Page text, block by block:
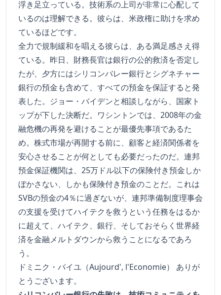
浮き足立っている。技術系の上司が非常に心配して
いるのは理解できる。彼らは、米政権に助けを求め
ているほどです。
全力で規制緩和を唱える彼らは、ある満足感さえ得
ている。昨日、財務長官は銀行の公的救済を否定し
たが、夕方にはシリコンバレー銀行とシグネチャー
銀行の預金も含めて、すべての預金を保証すると発
表した。ジョー・バイデンと相談しながら、国家ト
ップが下した決断だ。ワシントンでは、2008年の金
融危機の再発を避けることが最優先事項であるた
め。株式市場が再開する前に、顧客と経済関係者を
安心させることが何としても必要だったのだ。連邦
預金保証機関は、25万ドル以下の保険付き預金しか
ぼかさない、しかも保険付き預金のことだ。これは
SVBの預金の4％に過ぎないが、連邦準備制度理事会
の支援を受けてハイテクを救うという任務をはるか
に超えて、ハイテク、銀行、そしておそらく世界経
済を金融メルトダウンから救うことになるであろ
う。
ドミニク・バイユ（Aujourd', l'Economie） ありが
とうございます。